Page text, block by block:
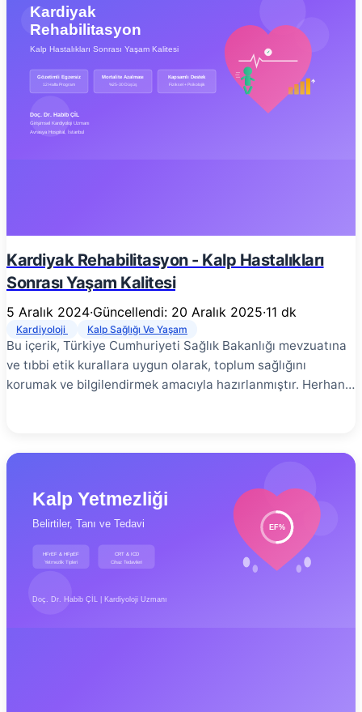
Kardiyak Rehabilitasyon - Kalp Hastalıkları
Sonrası Yaşam Kalitesi
5 Aralık 2024·Güncellendi: 20 Aralık 2025·11 dk
Kardiyoloji Kalp Sağlığı Ve Yaşam
Bu içerik, Türkiye Cumhuriyeti Sağlık Bakanlığı mevzuatına
ve tıbbi etik kurallara uygun olarak, toplum sağlığını
korumak ve bilgilendirmek amacıyla hazırlanmıştır. Herhangi
kardiyak olaylar sonrası iyileşme süreci, sadece fiziksel
süreçtir. Kardiyak rehabilitasyon, bu süreçte hastaların en
iyi şekilde iyileşmesini, yaşam kalitesini artırmasını ve
gelecekteki kardiyak olayları önlemesini sağlayan kanıta
dayalı bir programdır. Bu kapsamlı rehberde, kardiyak
nasıl uygulandığını ve sağladığı faydaları detaylı olarak ele